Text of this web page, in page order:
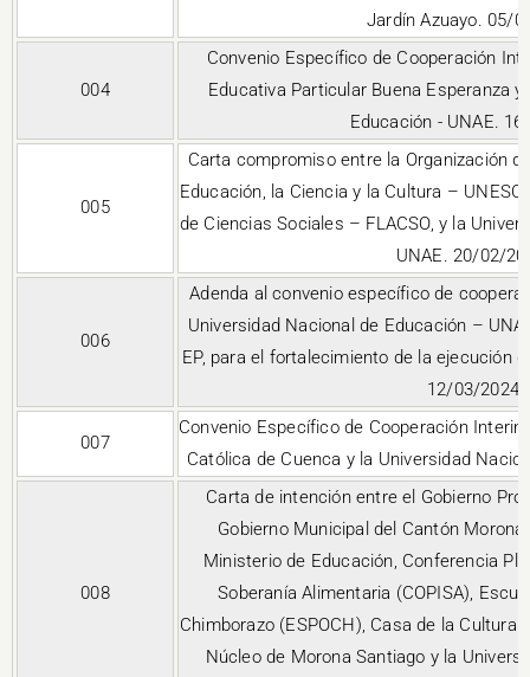
Jardín Azuayo. 05/
004
Convenio Específico de Cooperación
Educativa Particular Buena Esperanza
Educación - UNAE.
005
Carta compromiso entre la Organización
Educación, la Ciencia y la Cultura –
de Ciencias Sociales – FLACSO, y la
UNAE. 20/02/
006
Adenda al convenio específico de
Universidad Nacional de Educación –
EP, para el fortalecimiento de la ejecución
12/03/2024
007
Convenio Específico de Cooperación
Católica de Cuenca y la Universidad
008
Carta de intención entre el Gobierno
Gobierno Municipal del Cantón
Ministerio de Educación, Conferencia
Soberanía Alimentaria (COPISA),
Chimborazo (ESPOCH), Casa de la Cultura
Núcleo de Morona Santiago y la